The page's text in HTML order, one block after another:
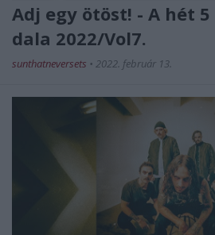
Adj egy ötöst! - A hét
dala 2022/Vol7.
sunthatneversets • 2022. február 13.